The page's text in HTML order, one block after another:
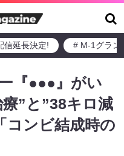
信延長決定! # M-1グラン
『●●●』がい
”と”38キロ減
コンビ結成時の